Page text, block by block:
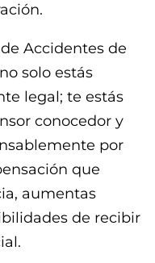
Accidentes de
solo estás
legal; te estás
conocedor y
por
que
aumentas
de recibir